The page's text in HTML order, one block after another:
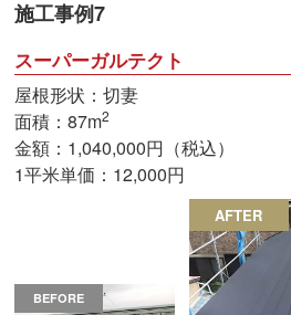
施工事例7
スーパーガルテクト
屋根形状：切妻
面積：87m2
金額：1,040,000円（税込）
1平米単価：12,000円
BEFORE
AFTER